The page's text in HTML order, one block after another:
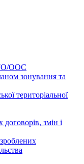
ООС
зонування та
територіальної
змін і